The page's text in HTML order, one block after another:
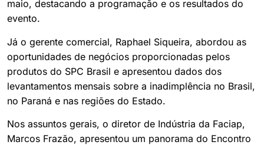
maio, destacando a programação e os resultados do
evento.
Já o gerente comercial, Raphael Siqueira, abordou as
oportunidades de negócios proporcionadas pelos
produtos do SPC Brasil e apresentou dados dos
levantamentos mensais sobre a inadimplência no Brasil,
no Paraná e nas regiões do Estado.
Nos assuntos gerais, o diretor de Indústria da Faciap,
Marcos Frazão, apresentou um panorama do Encontro